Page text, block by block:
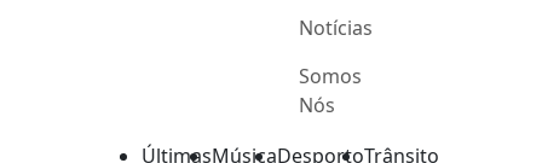
Notícias
Somos
Nós
ÚltimasMúsicaDesportoTrânsito